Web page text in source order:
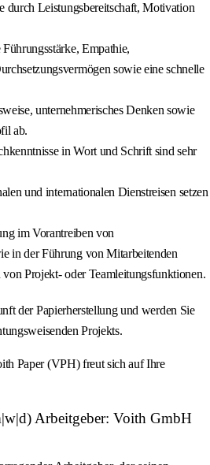
durch Leistungsbereitschaft, Motivation
Empathie,
sowie eine schnelle
unternehmerisches Denken sowie
ab.
in Wort und Schrift sind sehr
und internationalen Dienstreisen setzen
im Vorantreiben von
in der Führung von Mitarbeitenden
Projekt‑ oder Teamleitungsfunktionen.
der Papierherstellung und werden Sie
Projekts.
Paper (VPH) freut sich auf Ihre
Arbeitgeber: Voith GmbH